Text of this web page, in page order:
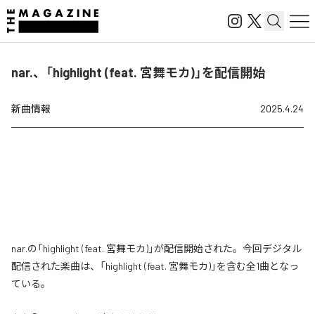
nar.、「highlight (feat. 宮舞モカ)」を配信開始
新曲情報 2025.4.24
nar.の「highlight (feat. 宮舞モカ)」が配信開始された。今回デジタル
配信された楽曲は、「highlight (feat. 宮舞モカ)」を含む全1曲となっ
ている。